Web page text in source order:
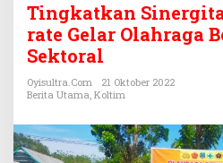
g
k
a
S
i
Tingkatkan
rate Gelar Olahraga
Sektoral
Oyisultra.com
21 Oktober 2022
Berita Utama, Koltim